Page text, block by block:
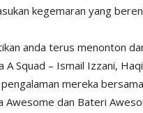
kegemaran yang
anda terus menonton
A Squad – Ismail Izzani,
mereka
Awesome dan Bateri